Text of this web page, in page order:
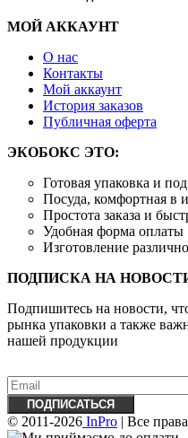
МОЙ АККАУНТ
О нас
Контакты
Mой аккаунт
История заказов
Публичная оферта
ЭКОБОКС ЭТО:
Готовая упаковка и под
Посуда, комфортная в
Простота заказа и
Удобная форма оплаты
Изготовление
ПОДПИСКА НА
Подпишитесь на новости,
рынка упаковки а также
нашей продукции
© 2011-2026 InPro | Все